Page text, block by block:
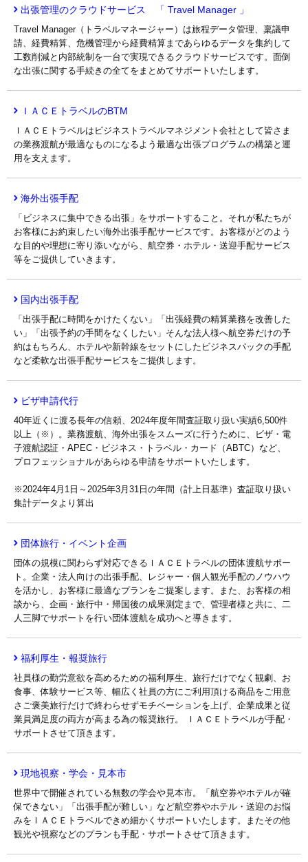
出張管理のクラウドサービス 「 Travel Manager 」
Travel Manager（トラベルマネージャー）は旅程データ管理、稟議申
請、経費精算、危機管理から経費精算まであらゆるデータを集約して
工数削減と内部統制を一台で実現できるクラウドサービスです。面倒
な出張に関する手続きの全てをまとめてサポートいたします。
ＩＡＣＥトラベルのBTM
ＩＡＣＥトラベルはビジネストラベルマネジメント会社として皆さま
の業務渡航が最適なものになるよう最適な出張プログラムの構築と運
用を支えます。
海外出張手配
「ビジネスに集中できる出張」をサポートすること。それが私たちが
お客様にお約束したい海外出張手配サービスです。お客様がどのよう
な目的や理想に寄り添いながら、航空券・ホテル・送迎手配サービス
等をご提供していきます。
国内出張手配
「出張手配に時間をかけたくない」「出張経費の精算業務を改善した
い」「出張予約の手間をなくしたい」そんな法人様へ航空券だけの予
約はもちろん、ホテルや新幹線をセットにしたビジネスパックの手配
など柔軟な出張手配サービスをご提供します。
ビザ申請代行
40年近くに渡る長年の信頼、2024年度年間査証取り扱い実績6,500件
以上（※）。業務渡航、海外出張をスムーズに行うために、ビザ・電
子渡航認証・APEC・ビジネス・トラベル・カード（ABTC）など、
プロフェッショナルがあらゆる申請をサポートいたします。
※2024年4月1日～2025年3月31日の年間（計上日基準）査証取り扱い
集計データより算出
団体旅行・イベント企画
団体の規模に関わらず対応できるＩＡＣＥトラベルの団体渡航サポー
ト。企業・法人向けの出張手配、レジャー・個人観光手配のノウハウ
を活かし、お客様に最適なプランをご提案します。また、お客様の相
談から、企画・旅行中・帰国後の成果測定まで、管理者様と共に、二
人三脚でサポートを行い団体渡航を成功へと導きます。
福利厚生・報奨旅行
社員様の勤労意欲を高めるための福利厚生、旅行だけでなく観劇、お
食事、体験サービス等、幅広く社員の方にご利用頂ける商品をご用意
さご褒美旅行だけで終わらせずモチベーションを上げ、企業成果と従
業員満足度の両方が高まる為の報奨旅行。 ＩＡＣＥトラベルが手配・
サポートさせて頂きます。
現地視察・学会・見本市
世界中で開催されている無数の学会や見本市。「航空券やホテルが確
保できない」「出張手配が難しい」など航空券やホテル・送迎のお悩
みをＩＡＣＥトラベルできめ細かくサポートいたします。またその他
観光や視察などのプランも手配・サポートさせて頂きます。